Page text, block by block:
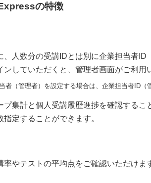
の特徴
、人数分の受講IDとは別に企業担当者ID
していただくと、管理者画面がご利用
者（管理者）を設定する場合は、企業担当者ID（
プ集計と個人受講履歴進捗を確認する
定することができます。
率やテストの平均点をご確認いただけま